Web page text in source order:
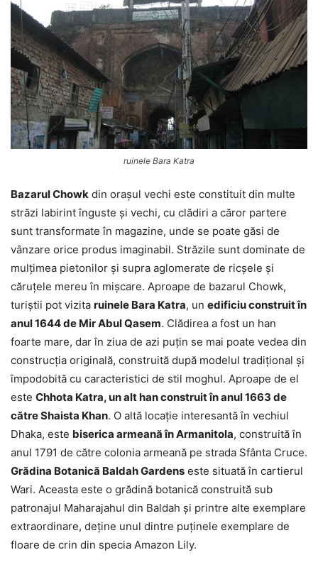
ruinele Bara Katra
Bazarul Chowk din orașul vechi este constituit din multe
străzi labirint înguste și vechi, cu clădiri a căror partere
sunt transformate în magazine, unde se poate găsi de
vânzare orice produs imaginabil. Străzile sunt dominate de
mulțimea pietonilor și supra aglomerate de ricșele și
căruțele mereu în mișcare. Aproape de bazarul Chowk,
turiștii pot vizita ruinele Bara Katra, un edificiu construit în
anul 1644 de Mir Abul Qasem. Clădirea a fost un han
foarte mare, dar în ziua de azi puțin se mai poate vedea din
construcția originală, construită după modelul tradițional și
împodobită cu caracteristici de stil moghul. Aproape de el
este Chhota Katra, un alt han construit în anul 1663 de
către Shaista Khan. O altă locație interesantă în vechiul
Dhaka, este biserica armeană în Armanitola, construită în
anul 1791 de către colonia armeană pe strada Sfânta Cruce.
Grădina Botanică Baldah Gardens este situată în cartierul
Wari. Aceasta este o grădină botanică construită sub
patronajul Maharajahul din Baldah și printre alte exemplare
extraordinare, deține unul dintre puținele exemplare de
floare de crin din specia Amazon Lily.